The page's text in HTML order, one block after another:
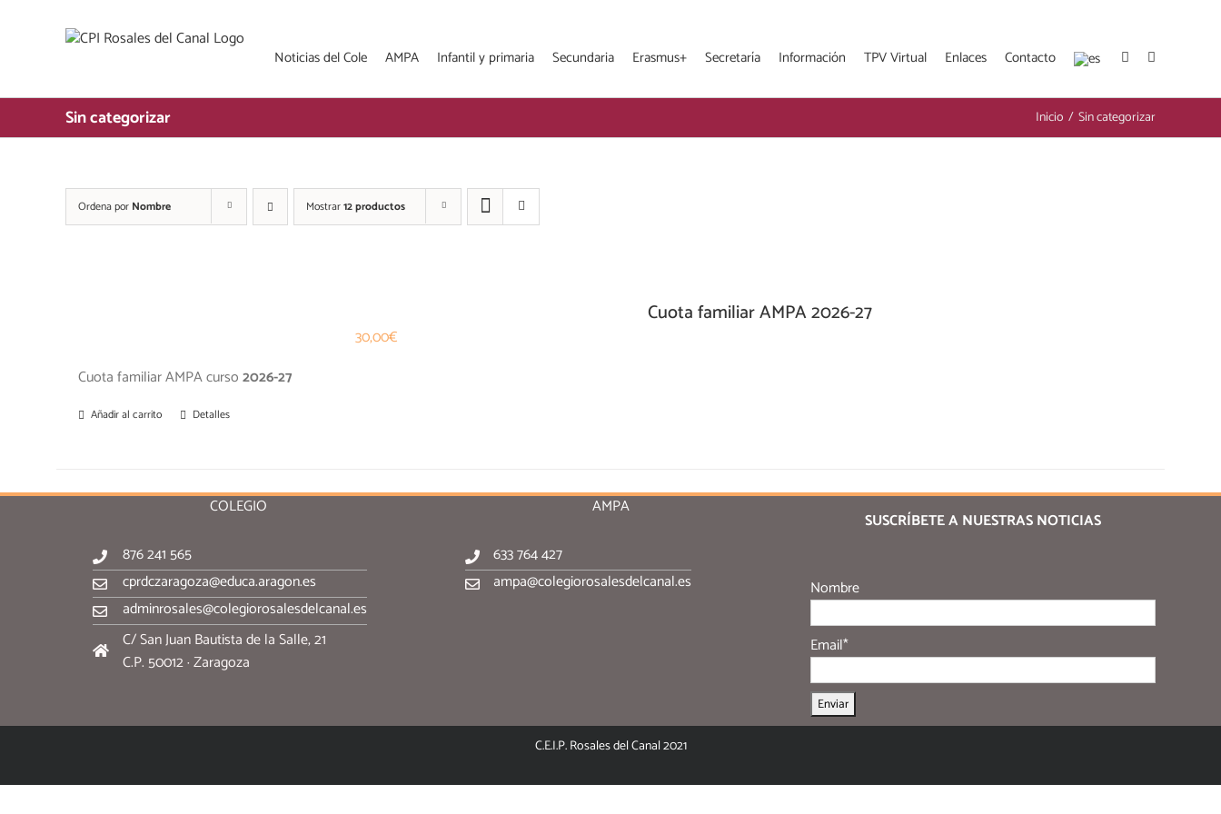
Noticias del Cole AMPA Infantil y primaria Secundaria Erasmus+ Secretaría Información TPV Virtual Enlaces Contacto
Sin categorizar Inicio / Sin categorizar
Ordena por Nombre Mostrar12 productos
Cuota familiar AMPA 2026-27
30,00€
Cuota familiar AMPA curso2026-27
Añadir al carrito Detalles
COLEGIO
876 241 565
cprdczaragoza@educa.aragon.es
adminrosales@colegiorosalesdelcanal.es
C/ San Juan Bautista de la Salle, 21
C.P. 50012 · Zaragoza
AMPA
633 764 427
ampa@colegiorosalesdelcanal.es
SUSCRÍBETE A NUESTRAS NOTICIAS
Nombre
Email*
C.E.I.P. Rosales del Canal 2021